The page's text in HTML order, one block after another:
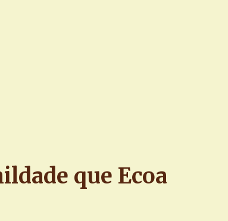
que Ecoa